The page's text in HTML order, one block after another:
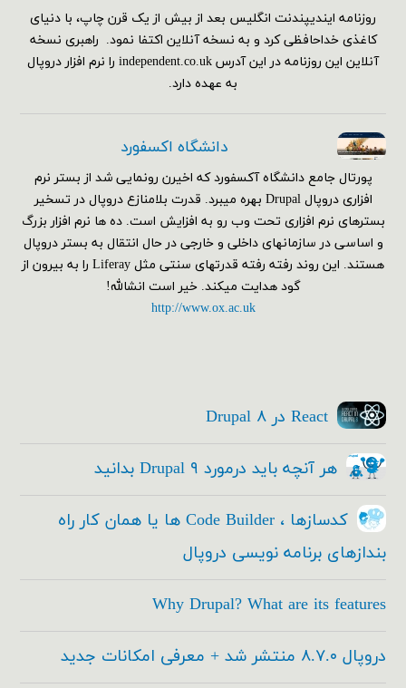
روزنامه ایندیپندنت انگلیس بعد از بیش از یک قرن چاپ، با دنیای
کاغذی خداحافظی کرد و به نسخه آنلاین اکتفا نمود. راهبری نسخه
آنلاین این روزنامه در این آدرس independent.co.uk را نرم افزار دروپال
به عهده دارد.
دانشگاه اکسفورد
پورتال جامع دانشگاه آکسفورد که اخیرن رونمایی شد از بستر نرم
افزاری دروپال Drupal بهره میبرد. قدرت بلامنازع دروپال در تسخیر
بسترهای نرم افزاری تحت وب رو به افزایش است. ده ها نرم افزار بزرگ
و اساسی در سازمانهای داخلی و خارجی در حال انتقال به بستر دروپال
هستند. این روند رفته رفته قدرتهای سنتی مثل Liferay را به بیرون از
گود هدایت میکند. خیر است انشالله!
http://www.ox.ac.uk
React در Drupal ۸
هر آنچه باید درمورد Drupal ۹ بدانید
کدسازها ، Code Builder ها یا همان کار راه
بندازهای برنامه نویسی دروپال
Why Drupal? What are its features
دروپال ۸.۷.۰ منتشر شد + معرفی امکانات جدید